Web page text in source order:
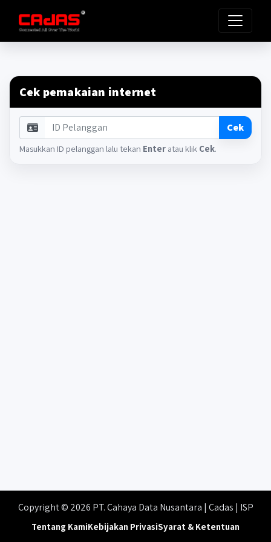
Cek pemakaian internet
ID Pelanggan Cek
Masukkan ID pelanggan lalu tekan Enter atau klik Cek.
Copyright © 2026 PT. Cahaya Data Nusantara | Cadas | ISP
Tentang KamiKebijakan PrivasiSyarat & Ketentuan